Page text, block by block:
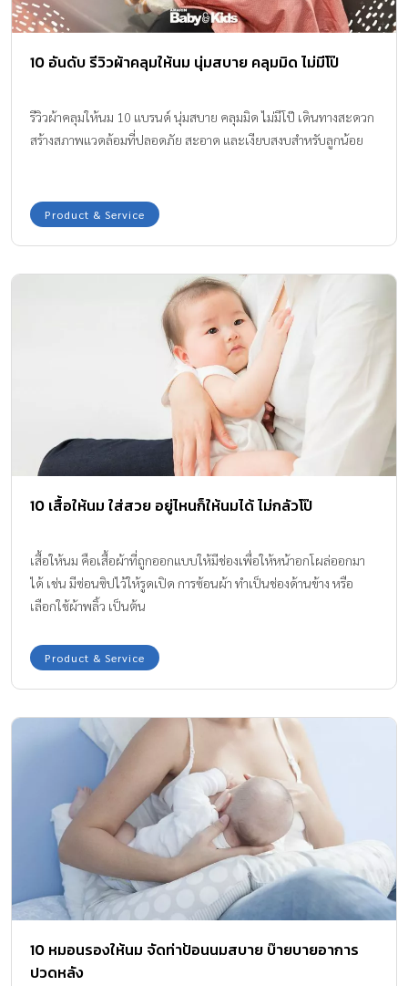
10 อันดับ รีวิวผ้าคลุมให้นม นุ่มสบาย คลุมมิด ไม่มีโป๊
รีวิวผ้าคลุมให้นม 10 แบรนด์ นุ่มสบาย คลุมมิด ไม่มีโป๊ เดินทางสะดวก
สร้างสภาพแวดล้อมที่ปลอดภัย สะอาด และเงียบสงบสำหรับลูกน้อย
Product & Service
10 เสื้อให้นม ใส่สวย อยู่ไหนก็ให้นมได้ ไม่กลัวโป๊
เสื้อให้นม คือเสื้อผ้าที่ถูกออกแบบให้มีช่องเพื่อให้หน้าอกโผล่ออกมา
ได้ เช่น มีซ่อนซิปไว้ให้รูดเปิด การซ้อนผ้า ทำเป็นช่องด้านข้าง หรือ
เลือกใช้ผ้าพลิ้ว เป็นต้น
Product & Service
10 หมอนรองให้นม จัดท่าป้อนนมสบาย บ๊ายบายอาการ
ปวดหลัง